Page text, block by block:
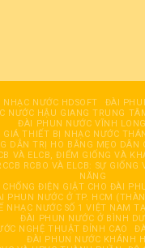
NƯỚC HDSOFT
ĐÀI
NƯỚC HẬU GIANG TRUNG
ĐÀI PHUN NƯỚC VĨNH LONG
GIÁ THIẾT BỊ NHẠC NƯỚC
DẪN TRỊ HO BẰNG MẸO DÂN
VÀ ELCB, ĐIỂM GIỐNG VÀ
RCBO VÀ ELCB: SỰ
NĂNG
CHỐNG ĐIỆN GIẬT CHO ĐÀI
PHUN NƯỚC Ở TP. HCM
NHẠC NƯỚC SỐ 1 VIỆT NAM
ĐÀI PHUN NƯỚC Ở BÌNH
NGHỆ THUẬT ĐỈNH CAO
ĐÀI PHUN NƯỚC KHÁNH